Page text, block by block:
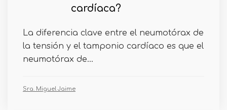
cardíaca?
La diferencia clave entre el neumotórax de
la tensión y el tamponio cardíaco es que el
neumotórax de...
Sra. Miguel Jaime